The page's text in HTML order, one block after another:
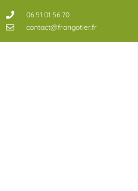
06 51 01 56 70
contact@frangotier.fr